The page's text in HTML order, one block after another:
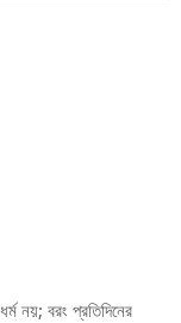
নয়; বরং প্রতিদিনের